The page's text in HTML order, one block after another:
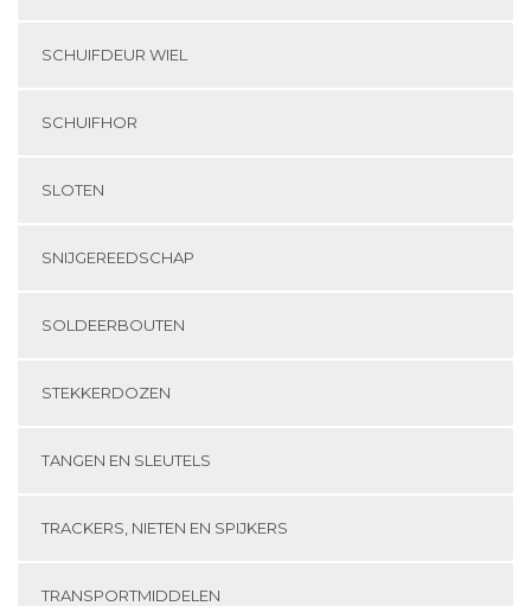
SCHUIFDEUR WIEL
SCHUIFHOR
SLOTEN
SNIJGEREEDSCHAP
SOLDEERBOUTEN
STEKKERDOZEN
TANGEN EN SLEUTELS
TRACKERS, NIETEN EN SPIJKERS
TRANSPORTMIDDELEN